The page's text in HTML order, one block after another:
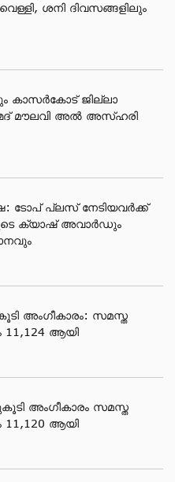
ശനി ദിവസങ്ങളിലും
കാസര്‍കോട് ജില്ലാ
മൗലവി അല്‍ അസ്ഹരി
ടോപ് പ്ലസ് നേടിയവര്‍ക്ക്
ക്യാഷ് അവാര്‍ഡും
അംഗീകാരം: സമസ്ത
ആയി
അംഗീകാരം സമസ്ത
ആയി